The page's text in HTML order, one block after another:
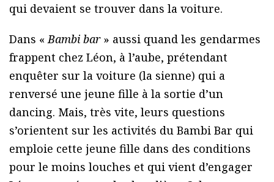
qui devaient se trouver dans la voiture.
Dans « Bambi bar» aussi quand les gendarmes
frappent chez Léon, à l’aube, prétendant
enquêter sur la voiture (la sienne) qui a
renversé une jeune fille à la sortie d’un
dancing. Mais, très vite, leurs questions
s’orientent sur les activités du Bambi Bar qui
emploie cette jeune fille dans des conditions
pour le moins louches et qui vient d’engager